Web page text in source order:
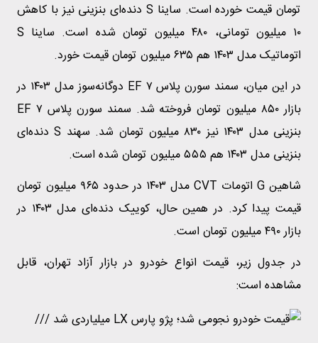
تومان قیمت خورده است. ساینا S دنده‌ای بنزینی نیز با کاهش
۱۰ میلیون تومانی، ۴۸۰ میلیون تومان شده است. ساینا S
اتوماتیک مدل ۱۴۰۳ هم ۶۳۵ میلیون تومان قیمت خورد.
در این میان، سمند سورن پلاس EF ۷ دوگانه‌سوز مدل ۱۴۰۳ در
بازار ۸۵۰ میلیون تومان فروخته شد. سمند سورن پلاس EF ۷
بنزینی مدل ۱۴۰۳ نیز ۸۳۰ میلیون تومان شد. سهند S دنده‌ای
بنزینی مدل ۱۴۰۳ هم ۵۵۵ میلیون تومان شده است.
شاهین G اتومات CVT مدل ۱۴۰۳ در حدود ۹۶۵ میلیون تومان
قیمت پیدا کرد. در همین حال، کوییک دنده‌ای مدل ۱۴۰۳ در
بازار ۴۹۰ میلیون تومان است.
در جدول زیر، قیمت انواع خودرو در بازار آزاد تهران، قابل
مشاهده است: